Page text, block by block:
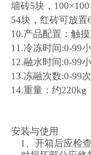
墙砖5块，
54块，红砖可放置
10.产品配置：触摸
11.冷冻时间:0-99
12.融水时间:0-99
13.冻融次数:0-99
14.重量：约220kg
安装与使用
1、开箱后应检